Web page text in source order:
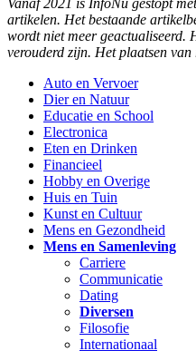
Vanaf 2021 is InfoNu gestopt
artikelen. Het bestaande
wordt niet meer geactualiseerd.
verouderd zijn. Het plaatsen
Auto en Vervoer
Dier en Natuur
Educatie en School
Electronica
Eten en Drinken
Financieel
Hobby en Overige
Huis en Tuin
Kunst en Cultuur
Mens en Gezondheid
Mens en Samenleving
Carriere
Communicatie
Dating
Diversen
Filosofie
Internationaal